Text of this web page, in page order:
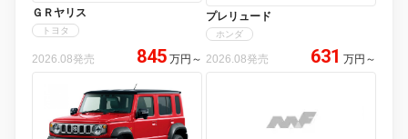
ＧＲヤリス
トヨタ
2026.08発売 845 万円 ～
プレリュード
ホンダ
2026.08発売 631 万円 ～